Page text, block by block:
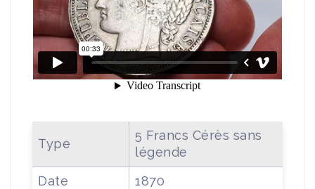
Type
5 Francs Cérès sans
légende
Date
1870